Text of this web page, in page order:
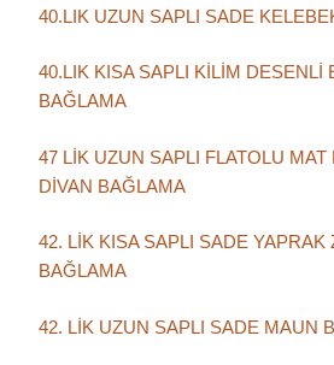
40.LIK UZUN SAPLI SADE
40.LIK KISA SAPLI KİLİM DESENLİ
BAĞLAMA
47 LİK UZUN SAPLI FLATOLU MAT
DİVAN BAĞLAMA
42. LİK KISA SAPLI SADE
BAĞLAMA
42. LİK UZUN SAPLI SADE MAUN